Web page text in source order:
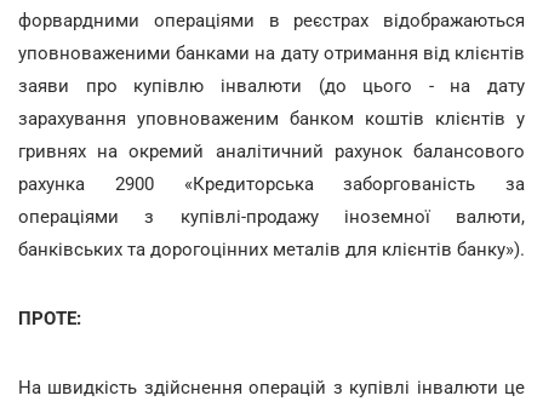
форвардними операціями в реєстрах відображаються
уповноваженими банками на дату отримання від клієнтів
заяви про купівлю інвалюти (до цього - на дату
зарахування уповноваженим банком коштів клієнтів у
гривнях на окремий аналітичний рахунок балансового
рахунка 2900 «Кредиторська заборгованість за
операціями з купівлі-продажу іноземної валюти,
банківських та дорогоцінних металів для клієнтів банку»).
ПРОТЕ:
На швидкість здійснення операцій з купівлі інвалюти це